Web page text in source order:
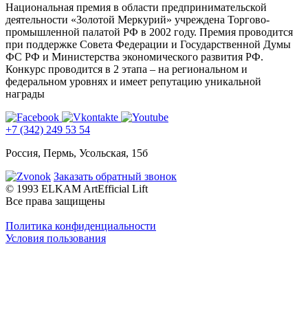
Национальная премия в области предпринимательской
деятельности «Золотой Меркурий» учреждена Торгово-
промышленной палатой РФ в 2002 году. Премия проводится
при поддержке Совета Федерации и Государственной Думы
ФС РФ и Министерства экономического развития РФ.
Конкурс проводится в 2 этапа – на региональном и
федеральном уровнях и имеет репутацию уникальной
награды
+7 (342) 249 53 54
Россия, Пермь, Усольская, 15б
Заказать обратный звонок
© 1993 ELKAM ArtEfficial Lift
Все права защищены
Политика конфиденциальности
Условия пользования